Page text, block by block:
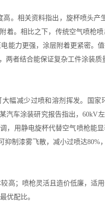
。相关资料指出，旋杯喷头产
。相比之下，传统空气喷枪
能力更强，涂层附着更紧密。
者结合能保证复杂工件涂装质
幅减少过喷和溶剂挥发。国家
车涂装研究报告指出，60kV
，用静电旋杯代替空气喷枪能
制漆雾飞散，减小过喷达80%
高；喷枪灵活且造价低廉，适
优配比。